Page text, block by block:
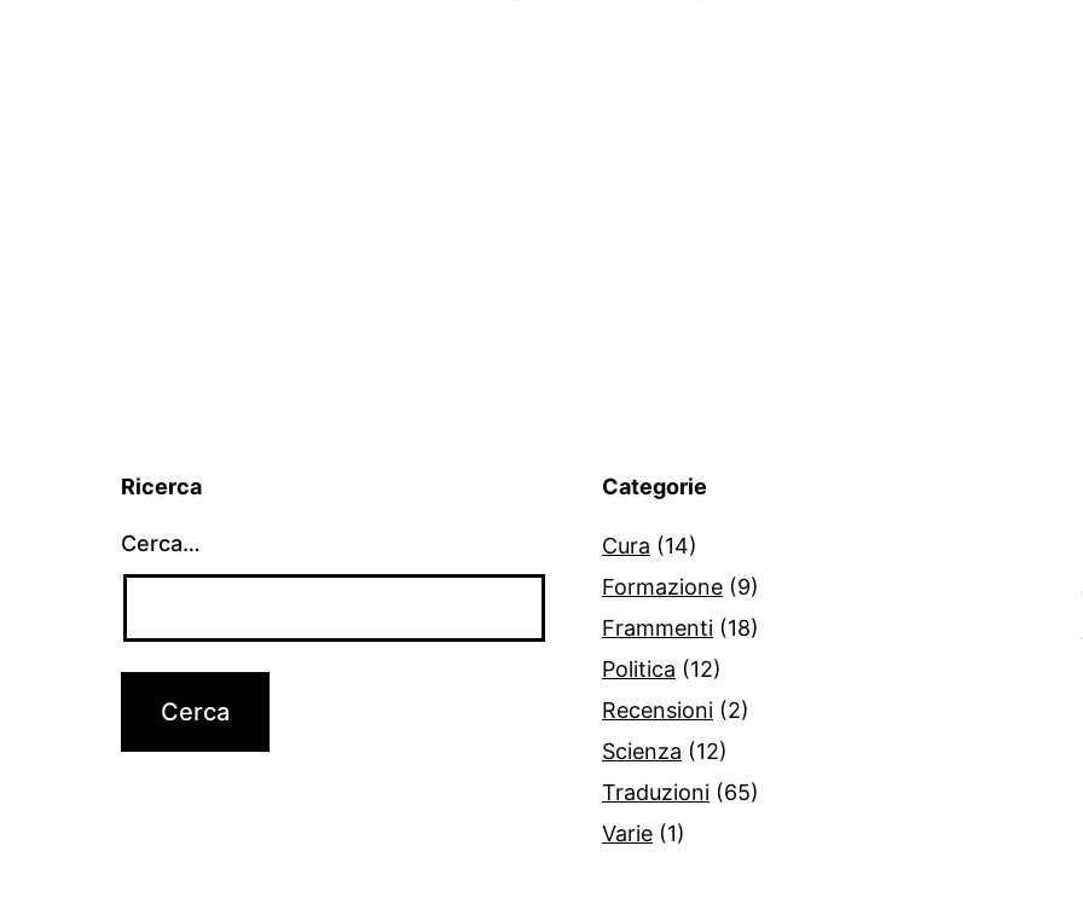
Ricerca
Cerca…
Categorie
Cura (14)
Formazione (9)
Frammenti (18)
Politica (12)
Recensioni (2)
Scienza (12)
Traduzioni (65)
Varie (1)